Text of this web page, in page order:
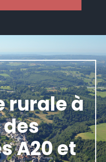
rurale à
A20 et